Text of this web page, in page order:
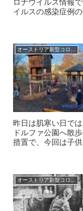
ロナウイルス情報
イルスの感染症例
オーストリア新型コロナウイルス情報2020
昨日は肌寒い日で
ドルファ公園へ散
措置で、今回は子
オーストリア新型コロナウイルス情報2020